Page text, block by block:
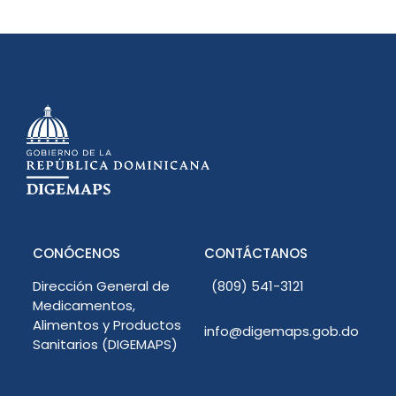
CONÓCENOS
Dirección General de
Medicamentos,
Alimentos y Productos
Sanitarios (DIGEMAPS)
CONTÁCTANOS
(809) 541-3121
info@digemaps.gob.do